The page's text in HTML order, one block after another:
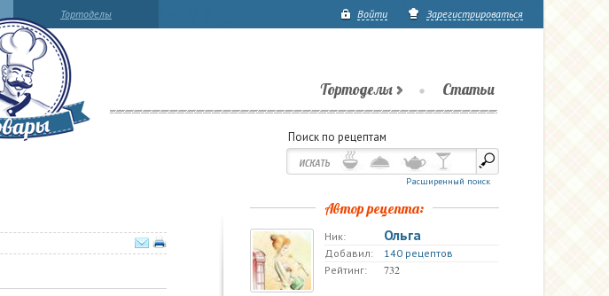
Тортоделы Войти Зарегистрироваться
Тортоделы Статьи
Поиск по рецептам
Расширенный поиск
Автор рецепта:
Ник: Ольга
Добавил:
140 рецептов
Рейтинг:
732